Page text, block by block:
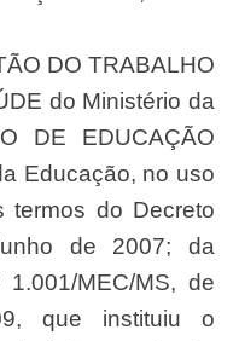
DO TRABALHO
do Ministério da
DE EDUCAÇÃO
Educação, no uso
termos do Decreto
de 2007; da
1.001/MEC/MS, de
que instituiu o